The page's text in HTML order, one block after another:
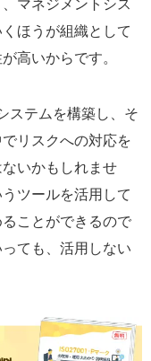
ほうが組織として
高いからです。
ステムを構築し、そ
リスクへの対応を
いかもしれませ
ツールを活用して
ことができるので
ても、活用しない